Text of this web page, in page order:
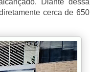
Diante dessa
cerca de 650